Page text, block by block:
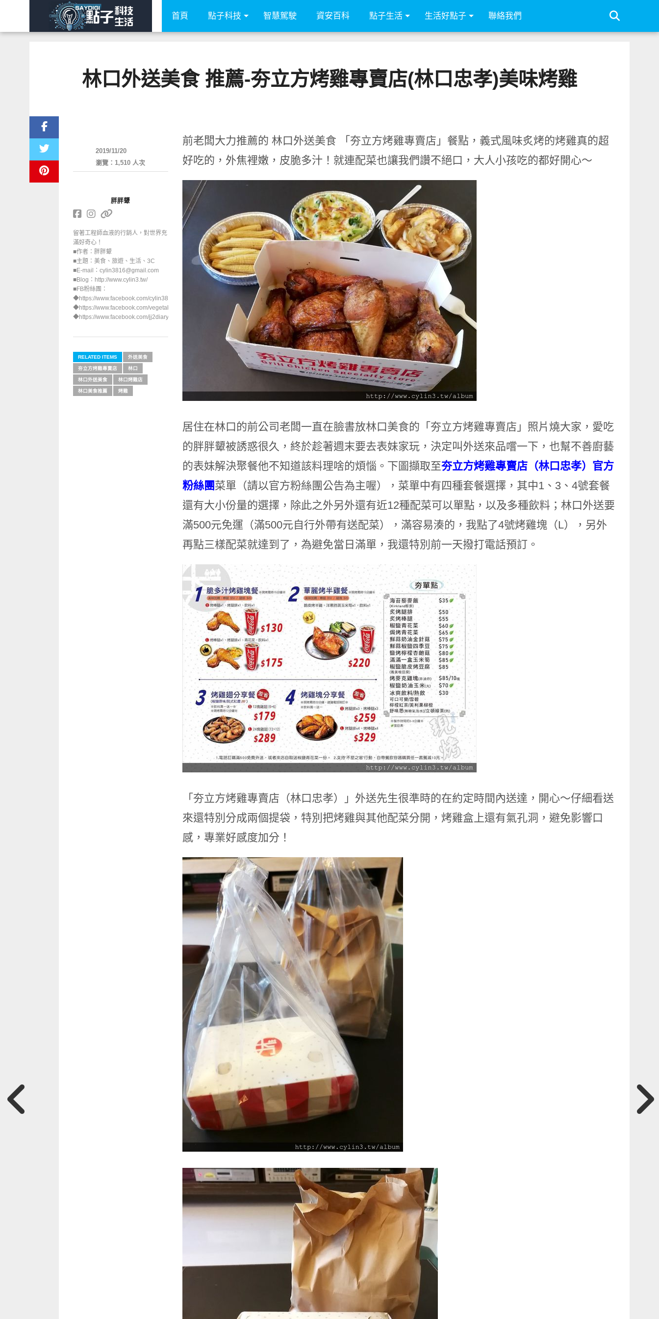
首頁 點子科技 智慧駕駛 資安百科 點子生活 生活好點子 聯絡我們
林口外送美食 推薦-夯立方烤雞專賣店(林口忠孝)美味烤雞
前老闆大力推薦的 林口外送美食 「夯立方烤雞專賣店」餐點，義式風味炙烤的烤雞真的超
好吃的，外焦裡嫩，皮脆多汁！就連配菜也讓我們讚不絕口，大人小孩吃的都好開心～
居住在林口的前公司老闆一直在臉書放林口美食的「夯立方烤雞專賣店」照片燒大家，愛吃
的胖胖顰被誘惑很久，終於趁著週末要去表妹家玩，決定叫外送來品嚐一下，也幫不善廚藝
的表妹解決聚餐他不知道該料理啥的煩惱。下圖擷取至夯立方烤雞專賣店（林口忠孝）官方
粉絲團菜單（請以官方粉絲團公告為主喔），菜單中有四種套餐選擇，其中1、3、4號套餐
還有大小份量的選擇，除此之外另外還有近12種配菜可以單點，以及多種飲料；林口外送要
滿500元免運（滿500元自行外帶有送配菜），滿容易湊的，我點了4號烤雞塊（L），另外
再點三樣配菜就達到了，為避免當日滿單，我還特別前一天撥打電話預訂。
「夯立方烤雞專賣店（林口忠孝）」外送先生很準時的在約定時間內送達，開心～仔細看送
來還特別分成兩個提袋，特別把烤雞與其他配菜分開，烤雞盒上還有氣孔洞，避免影響口
感，專業好感度加分！
2019/11/20
瀏覽：1,510 人次
胖胖顰
留著工程師血液的行銷人，對世界充
滿好奇心！
■作者：胖胖顰
■主題：美食、旅遊、生活、3C
■E-mail：cylin3816@gmail.com
■Blog：http://www.cylin3.tw/
■FB粉絲團：
◆https://www.facebook.com/cylin3816/
◆https://www.facebook.com/vegetable.foods/
◆https://www.facebook.com/jj2diary/
RELATED ITEMS 外送美食
夯立方烤雞專賣店 林口
林口外送美食 林口烤雞店
林口美食推薦 烤雞